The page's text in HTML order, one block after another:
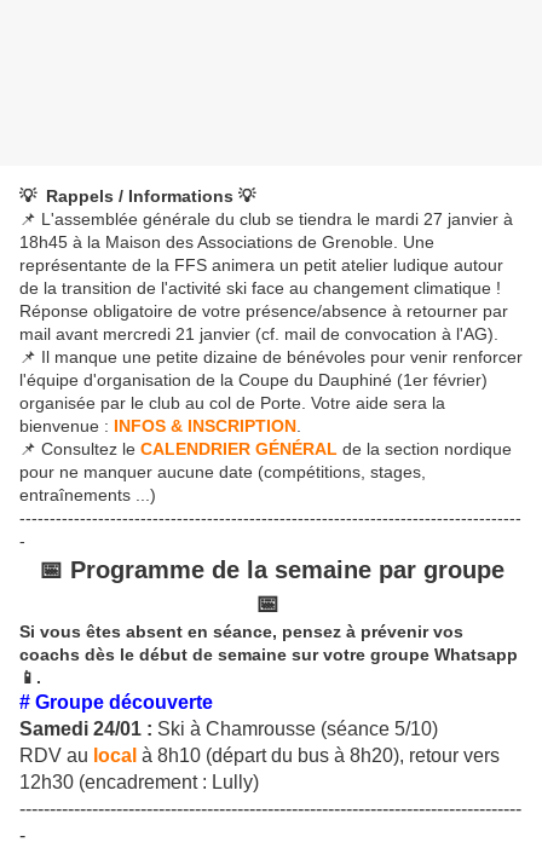
💡 Rappels / Informations 💡
📌 L'assemblée générale du club se tiendra le mardi 27 janvier à
18h45 à la Maison des Associations de Grenoble. Une
représentante de la FFS animera un petit atelier ludique autour
de la transition de l'activité ski face au changement climatique !
Réponse obligatoire de votre présence/absence à retourner par
mail avant mercredi 21 janvier (cf. mail de convocation à l'AG).
📌 Il manque une petite dizaine de bénévoles pour venir renforcer
l'équipe d'organisation de la Coupe du Dauphiné (1er février)
organisée par le club au col de Porte. Votre aide sera la
bienvenue : INFOS & INSCRIPTION
📌 Consultez le CALENDRIER GÉNÉRAL de la section nordique
pour ne manquer aucune date (compétitions, stages,
entraînements ...)
-----------------------------------------------------------------------------------
-
📅 Programme de la semaine par groupe
📅
Si vous êtes absent en séance, pensez à prévenir vos
coachs dès le début de semaine sur votre groupe Whatsapp
📱.
# Groupe découverte
Samedi 24/01 : Ski à Chamrousse (séance 5/10)
RDV au local à 8h10 (départ du bus à 8h20), retour vers
12h30 (encadrement : Lully)
-----------------------------------------------------------------------------------
-